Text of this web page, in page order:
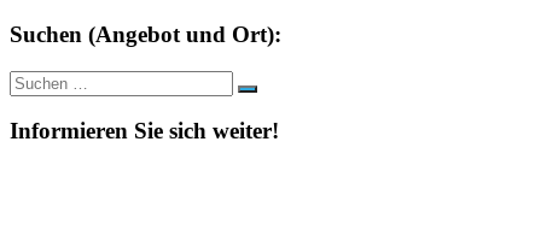
Suchen (Angebot und Ort):
Suche
nach:
Suchen
Informieren Sie sich weiter!